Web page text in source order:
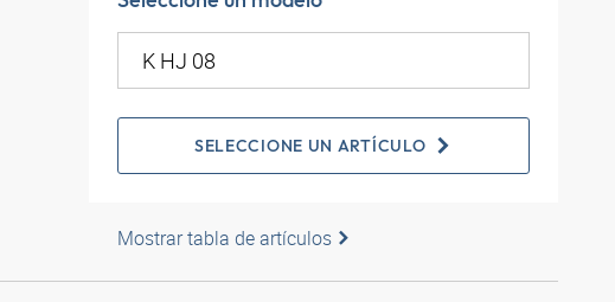
SELECCIONE UN ARTÍCULO
Mostrar tabla de artículos